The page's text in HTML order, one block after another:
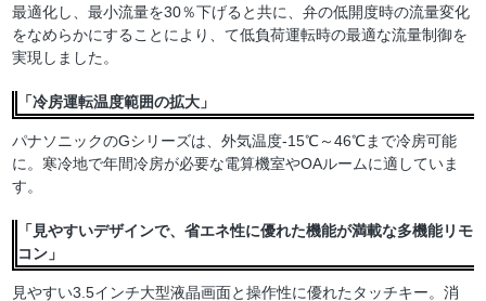
最適化し、最小流量を30％下げると共に、弁の低開度時の流量変化
をなめらかにすることにより、て低負荷運転時の最適な流量制御を
実現しました。
「冷房運転温度範囲の拡大」
パナソニックのGシリーズは、外気温度-15℃～46℃まで冷房可能
に。寒冷地で年間冷房が必要な電算機室やOAルームに適していま
す。
「見やすいデザインで、省エネ性に優れた機能が満載な多機能リモ
コン」
見やすい3.5インチ大型液晶画面と操作性に優れたタッチキー。消